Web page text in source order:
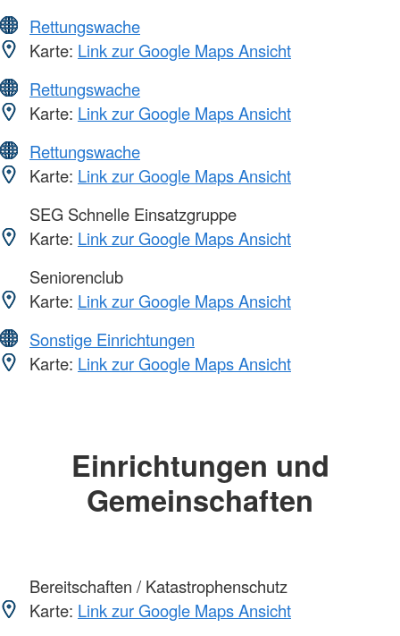
Rettungswache
Karte: Link zur Google Maps Ansicht
Rettungswache
Karte: Link zur Google Maps Ansicht
Rettungswache
Karte: Link zur Google Maps Ansicht
SEG Schnelle Einsatzgruppe
Karte: Link zur Google Maps Ansicht
Seniorenclub
Karte: Link zur Google Maps Ansicht
Sonstige Einrichtungen
Karte: Link zur Google Maps Ansicht
Einrichtungen und
Gemeinschaften
Bereitschaften / Katastrophenschutz
Karte: Link zur Google Maps Ansicht